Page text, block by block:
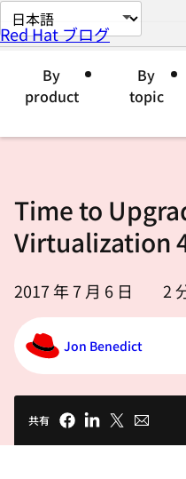
ペ
ー
語
択
し
だ
い
Red Hat ブログ
By
product
By
topic
Time to
Virtualization
2017 年 7 月 6 日 2
Jon Benedict
共有